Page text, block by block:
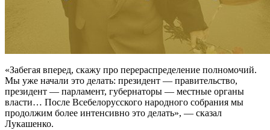
«Забегая вперед, скажу про перераспределение полномочий.
Мы уже начали это делать: президент — правительство,
президент — парламент, губернаторы — местные органы
власти… После Всебелорусского народного собрания мы
продолжим более интенсивно это делать», — сказал
Лукашенко.